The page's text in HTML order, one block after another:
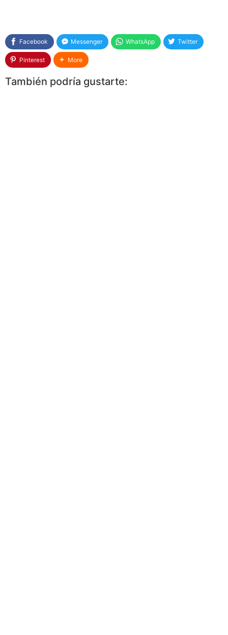
Facebook Messenger WhatsApp Twitter
Pinterest More
También podría gustarte: